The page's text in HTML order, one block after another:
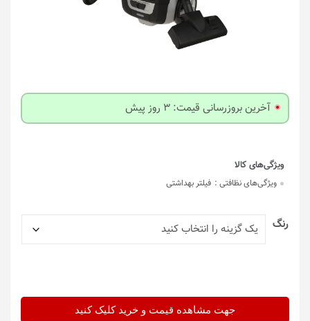
آخرین بروزرسانی قیمت: 3 روز پیش
ویژگی‌های نظافتی : فیلتر بهداشتی
رنگ
جهت مشاهده قیمت و خرید کلیک کنید